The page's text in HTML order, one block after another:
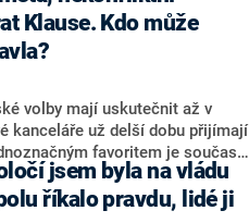
nebyl, ale získat by takto mohl
Hrabu, který je dnes
TOP 09. Hraba to na dotaz
klubu senátorů ODS
řekl, že počítá s odchodem
klubu a že Naše Česko není
Klause. Kdo může
volby mají uskutečnit až v
kanceláře už delší dobu přijímají
favoritem je současná
Daleko za ním pak bookmakeři
ANO, tedy premiéra
průmyslu Karla Havlíčka.
jsem byla na vládu
říkalo pravdu, lidé ji